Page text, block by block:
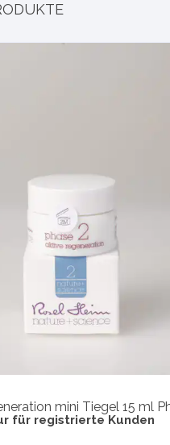
mini Tiegel 15 ml
für registrierte Kunden